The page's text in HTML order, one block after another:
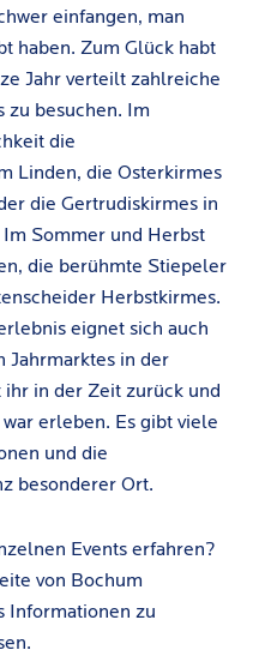
einfangen, man
haben. Zum Glück habt
Jahr verteilt zahlreiche
zu besuchen. Im
die
Linden, die Osterkirmes
die Gertrudiskirmes in
Sommer und Herbst
die berühmte Stiepeler
Herbstkirmes.
eignet sich auch
Jahrmarktes in der
in der Zeit zurück und
erleben. Es gibt viele
und die
besonderer Ort.
Events erfahren?
von Bochum
Informationen zu